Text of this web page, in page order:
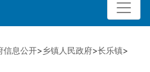
信息公开>乡镇人民政府>长乐镇>